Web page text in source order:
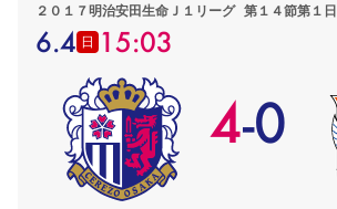
２０１７明治安田生命Ｊ１リーグ 第１４節第１日
6.4 日 15:03
4-0